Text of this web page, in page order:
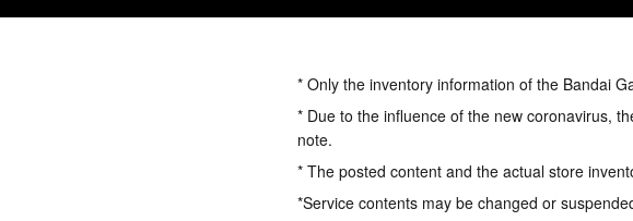
* Only the inventory information of the Bandai
* Due to the influence of the new coronavirus,
note.
* The posted content and the actual store
*Service contents may be changed or